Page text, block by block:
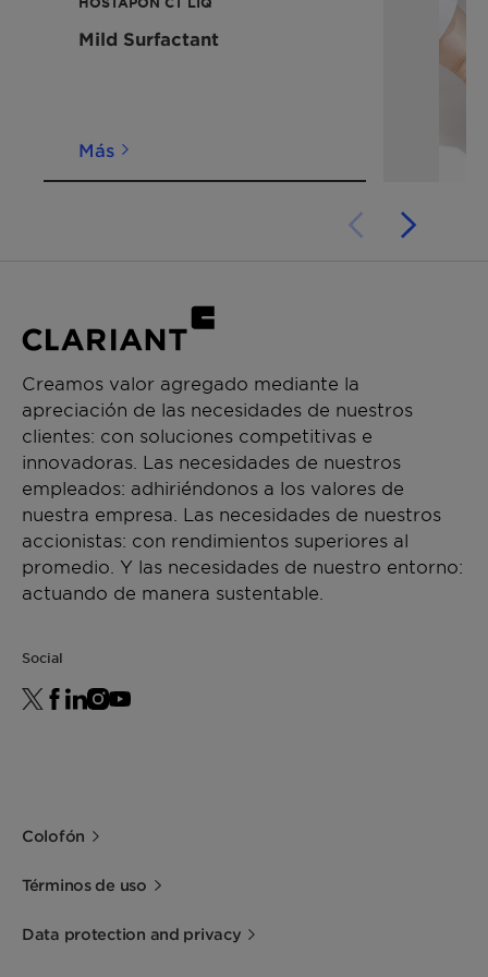
Mild Surfactant
Más
Creamos valor agregado mediante la
apreciación de las necesidades de nuestros
clientes: con soluciones competitivas e
innovadoras. Las necesidades de nuestros
empleados: adhiriéndonos a los valores de
nuestra empresa. Las necesidades de nuestros
accionistas: con rendimientos superiores al
promedio. Y las necesidades de nuestro entorno:
actuando de manera sustentable.
Social
Colofón
Términos de uso
Data protection and privacy